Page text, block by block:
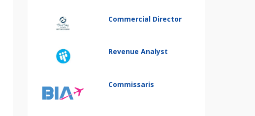
Commercial Director
Revenue Analyst
Commissaris